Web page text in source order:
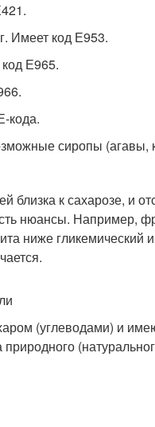
Имеет код Е953.
Е965.
кода.
сиропы (агавы,
близка к сахарозе, и
нюансы. Например,
ниже гликемический
(углеводами) и